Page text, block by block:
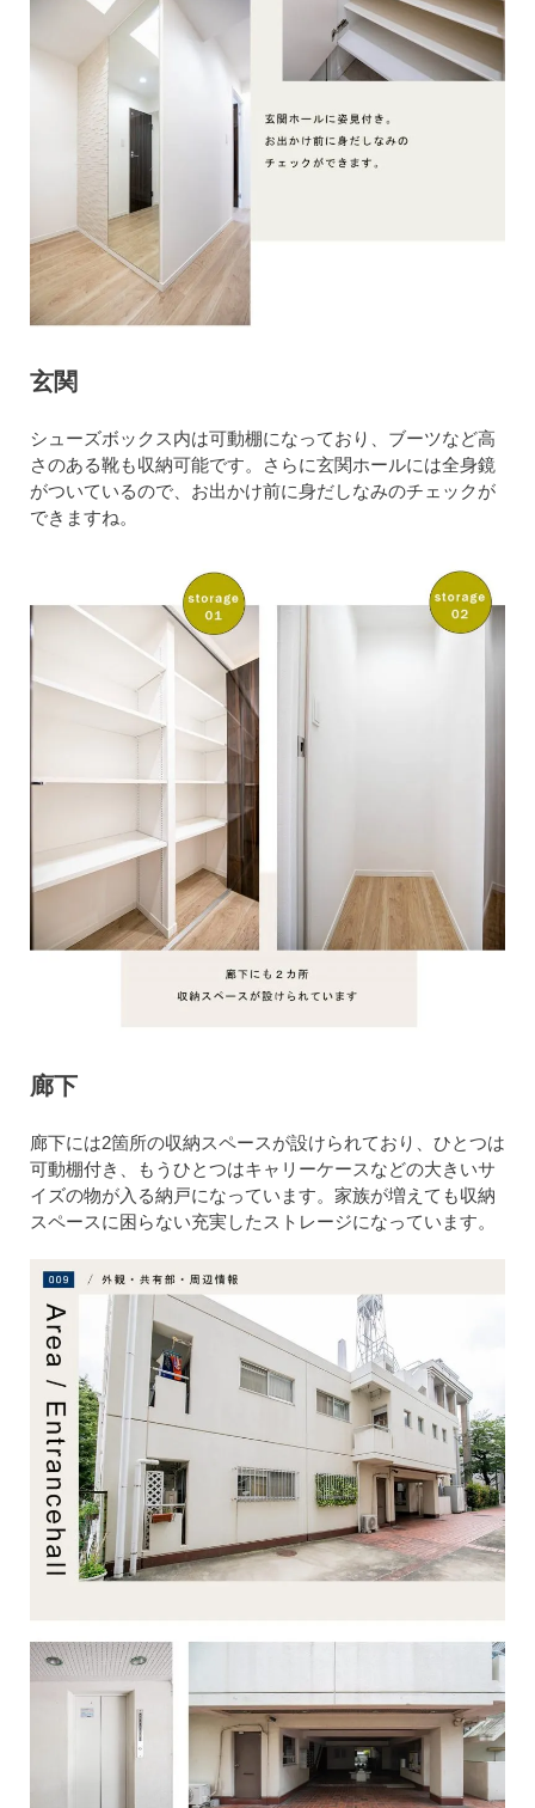
玄関
シューズボックス内は可動棚になっており、ブーツなど高
さのある靴も収納可能です。さらに玄関ホールには全身鏡
がついているので、お出かけ前に身だしなみのチェックが
できますね。
廊下
廊下には2箇所の収納スペースが設けられており、ひとつは
可動棚付き、もうひとつはキャリーケースなどの大きいサ
イズの物が入る納戸になっています。家族が増えても収納
スペースに困らない充実したストレージになっています。